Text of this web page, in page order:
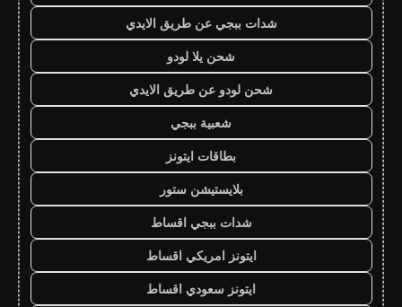
شدات ببجي عن طريق الايدي
شحن يلا لودو
شحن لودو عن طريق الايدي
شعبية ببجي
بطاقات ايتونز
بلايستيشن ستور
شدات ببجي اقساط
ايتونز امريكي اقساط
ايتونز سعودي اقساط